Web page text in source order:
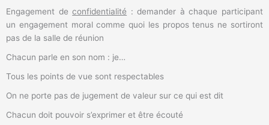
Engagement deconfidentialité : demander à chaque participant
un engagement moral comme quoi les propos tenus ne sortiront
pas de la salle de réunion
Chacun parle en son nom : je…
Tous les points de vue sont respectables
On ne porte pas de jugement de valeur sur ce qui est dit
Chacun doit pouvoir s’exprimer et être écouté